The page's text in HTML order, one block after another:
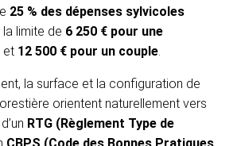
25 % des dépenses sylvicoles
la limite de 6 250 € pour une
et 12 500 € pour un couple.
la surface et la configuration de
orientent naturellement vers
RTG (Règlement Type de